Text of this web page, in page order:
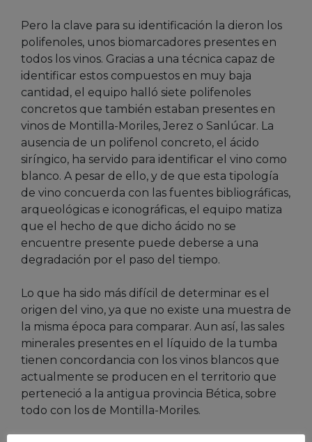
Pero la clave para su identificación la dieron los
polifenoles, unos biomarcadores presentes en
todos los vinos. Gracias a una técnica capaz de
identificar estos compuestos en muy baja
cantidad, el equipo halló siete polifenoles
concretos que también estaban presentes en
vinos de Montilla-Moriles, Jerez o Sanlúcar. La
ausencia de un polifenol concreto, el ácido
siríngico, ha servido para identificar el vino como
blanco. A pesar de ello, y de que esta tipología
de vino concuerda con las fuentes bibliográficas,
arqueológicas e iconográficas, el equipo matiza
que el hecho de que dicho ácido no se
encuentre presente puede deberse a una
degradación por el paso del tiempo.
Lo que ha sido más difícil de determinar es el
origen del vino, ya que no existe una muestra de
la misma época para comparar. Aun así, las sales
minerales presentes en el líquido de la tumba
tienen concordancia con los vinos blancos que
actualmente se producen en el territorio que
perteneció a la antigua provincia Bética, sobre
todo con los de Montilla-Moriles.